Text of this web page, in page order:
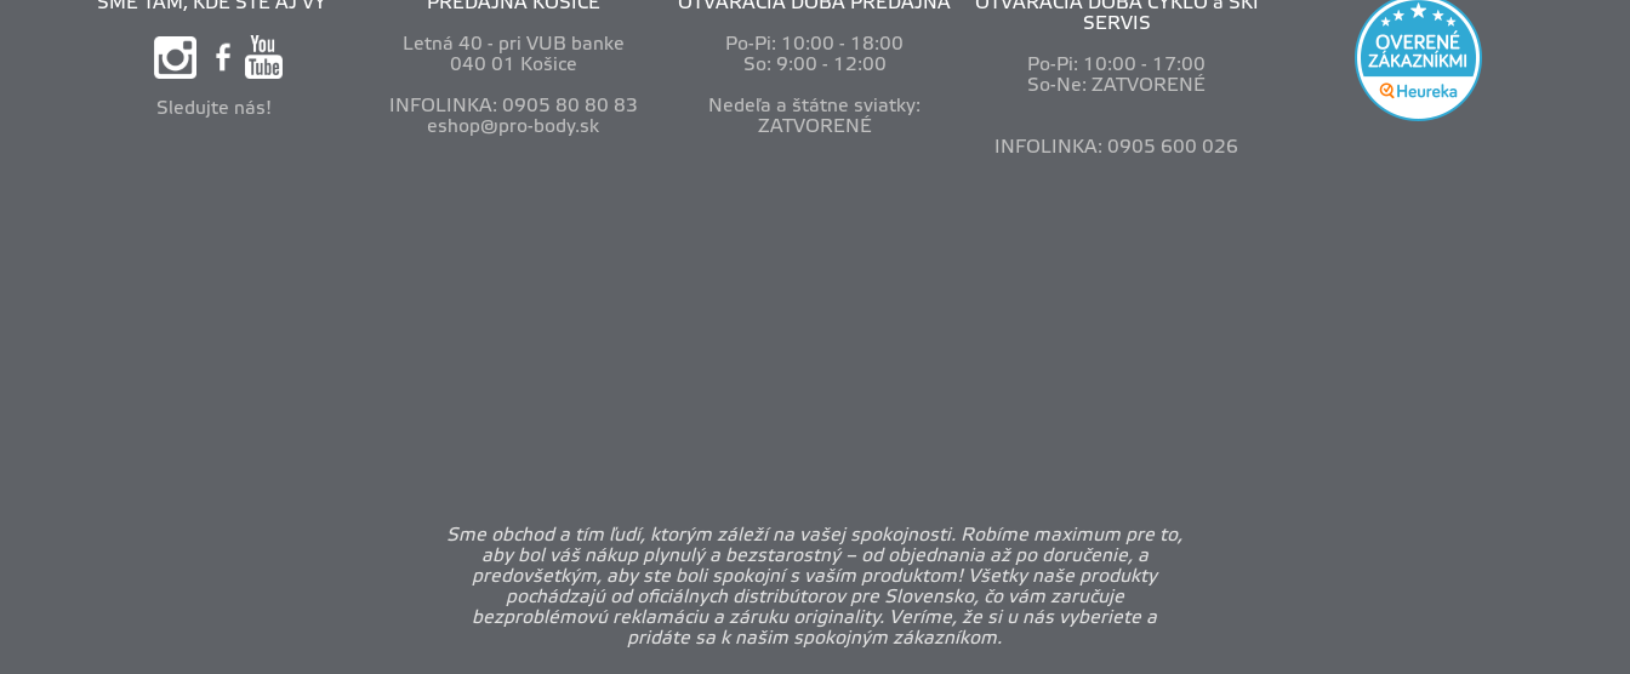
SME TAM, KDE STE AJ VY
Sledujte nás!
PREDAJŇA KOŠICE
Letná 40 - pri VUB banke
040 01 Košice
INFOLINKA: 0905 80 80 83
eshop@pro-body.sk
OTVÁRACIA DOBA PREDAJŇA
Po-Pi: 10:00 - 18:00
So: 9:00 - 12:00
Nedeľa a štátne sviatky:
ZATVORENÉ
OTVÁRACIA DOBA CYKLO a SKI
SERVIS
Po-Pi: 10:00 - 17:00
So-Ne: ZATVORENÉ
INFOLINKA: 0905 600 026
Sme obchod a tím ľudí, ktorým záleží na vašej spokojnosti. Robíme maximum pre to,
aby bol váš nákup plynulý a bezstarostný – od objednania až po doručenie, a
predovšetkým, aby ste boli spokojní s vaším produktom! Všetky naše produkty
pochádzajú od oficiálnych distribútorov pre Slovensko, čo vám zaručuje
bezproblémovú reklamáciu a záruku originality. Veríme, že si u nás vyberiete a
pridáte sa k našim spokojným zákazníkom.